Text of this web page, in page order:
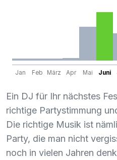
Jan Feb März Apr Mai Juni
Ein DJ für Ihr nächstes
richtige Partystimmung
Die richtige Musik ist
Party, die man nicht
noch in vielen Jahren